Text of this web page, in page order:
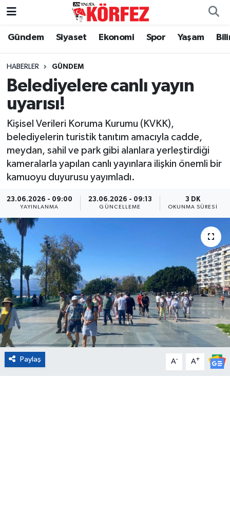
Gündem Siyaset Ekonomi Spor Yaşam
HABERLER GÜNDEM
Belediyelere canlı yayın
uyarısı!
Kişisel Verileri Koruma Kurumu (KVKK),
belediyelerin turistik tanıtım amacıyla cadde,
meydan, sahil ve park gibi alanlara yerleştirdiği
kameralarla yapılan canlı yayınlara ilişkin önemli bir
kamuoyu duyurusu yayımladı.
23.06.2026 - 09:00
YAYINLANMA
23.06.2026 - 09:13
GÜNCELLEME
3 DK
OKUNMA SÜRESI
Paylaş A- A+
Gündem
Siyaset
Yerel Yönetim
Spor
Yaşam
Asayiş
Dünya
Eğitim
Sağlık
Magazin
Turizm
Çevre
Nöbetçi Eczaneler
Hava Durumu
Trafik Durumu
Süper Lig Puan Durumu ve Fikstür
Tüm Manşetler
Son Dakika Haberleri
Haber Arşivi